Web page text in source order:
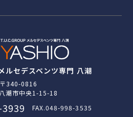
ルセデスベンツ専門 八潮
〒340-0816
潮市中央1-15-18
FAX.048-998-3535